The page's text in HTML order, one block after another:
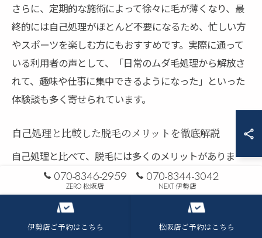
さらに、定期的な施術によって徐々に毛が薄くなり、最
終的には自己処理がほとんど不要になるため、忙しい方
やスポーツを楽しむ方にもおすすめです。実際に通って
いる利用者の声として、「日常のムダ毛処理から解放さ
れて、趣味や仕事に集中できるようになった」といった
体験談も多く寄せられています。
自己処理と比較した脱毛のメリットを徹底解説
自己処理と比べて、脱毛には多くのメリットがありま
す。まず、自己処理はカミソリや除毛クリームを使うた
め、肌への負担が大きく、繰り返すことで肌荒れや色素
沈着の原因にもなりやすいです。
一方、専門サロンや医療脱毛クリニックで行う脱毛は、
070-8346-2959
ZERO 松阪店
070-8344-3042
NEXT 伊勢店
伊勢店ご予約はこちら 松阪店ご予約はこちら